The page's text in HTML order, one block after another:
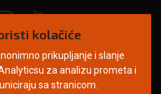
© Copyright 2026. | ARILEO
kolačiće
prikupljanje i slanje
za analizu prometa i
sa stranicom.